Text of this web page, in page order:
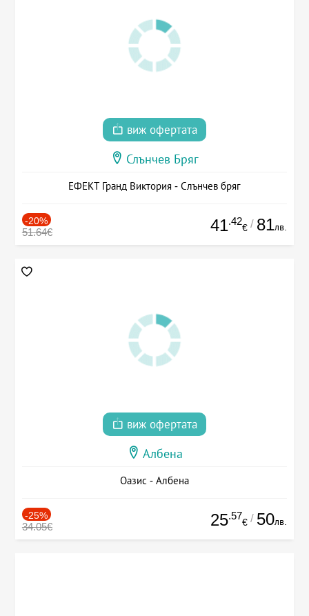
виж офертата
Слънчев Бряг
ЕФЕКТ Гранд Виктория - Слънчев бряг
-20%
51.64€ 41.42
€ / 81лв.
виж офертата
Албена
Оазис - Албена
-25%
34.05€ 25.57
€ / 50лв.